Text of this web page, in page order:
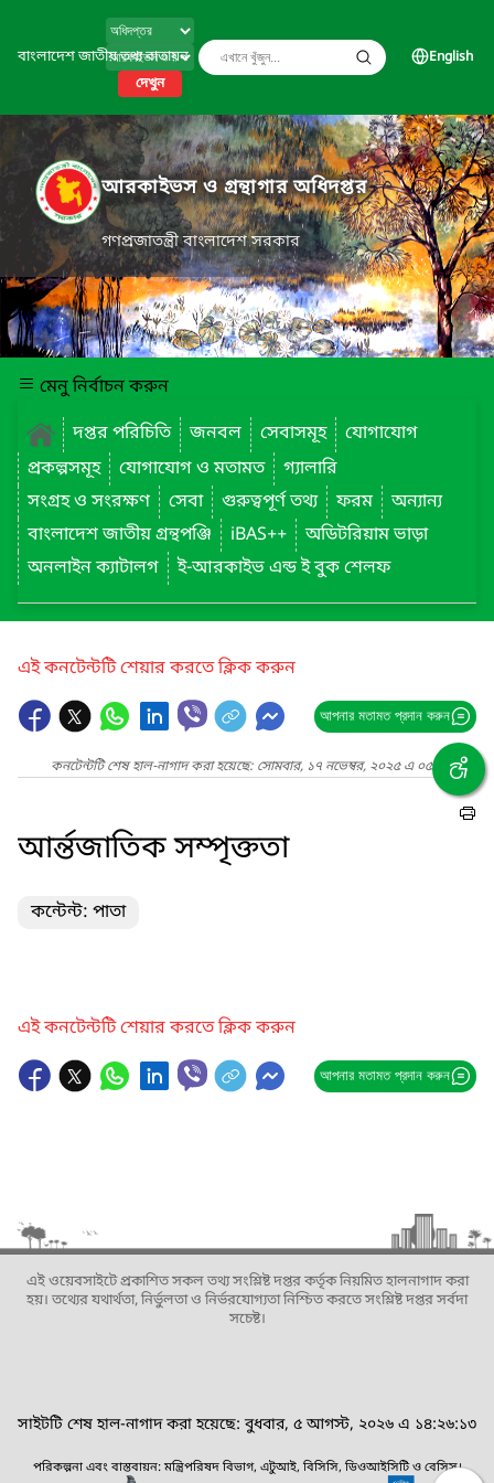
বাংলাদেশ জাতীয় তথ্য বাতায়ন
দেখুন
English
আরকাইভস ও গ্রন্থাগার অধিদপ্তর
গণপ্রজাতন্ত্রী বাংলাদেশ সরকার
মেনু নির্বাচন করুন
দপ্তর পরিচিতি
জনবল সেবাসমূহ
যোগাযোগ
প্রকল্পসমূহ
যোগাযোগ ও মতামত
গ্যালারি
সংগ্রহ ও সংরক্ষণ
সেবা গুরুত্বপূর্ণ তথ্য ফরম
অন্যান্য
বাংলাদেশ জাতীয় গ্রন্থপঞ্জি
iBAS++
অডিটরিয়াম ভাড়া
অনলাইন ক্যাটালগ
ই-আরকাইভ এন্ড ই বুক শেলফ
এই কনটেন্টটি শেয়ার করতে ক্লিক করুন
আপনার মতামত প্রদান করুন
কনটেন্টটি শেষ হাল-নাগাদ করা হয়েছে: সোমবার, ১৭ নভেম্বর, ২০২৫ এ ০৫:৩৩ PM
আর্ন্তজাতিক সম্পৃক্ততা
কন্টেন্ট: পাতা
এই কনটেন্টটি শেয়ার করতে ক্লিক করুন
আপনার মতামত প্রদান করুন
এই ওয়েবসাইটে প্রকাশিত সকল তথ্য সংশ্লিষ্ট দপ্তর কর্তৃক নিয়মিত হালনাগাদ করা
হয়। তথ্যের যথার্থতা, নির্ভুলতা ও নির্ভরযোগ্যতা নিশ্চিত করতে সংশ্লিষ্ট দপ্তর সর্বদা
সচেষ্ট।
সাইটটি শেষ হাল-নাগাদ করা হয়েছে: বুধবার, ৫ আগস্ট, ২০২৬ এ ১৪:২৬:১৩
পরিকল্পনা এবং বাস্তবায়ন: মন্ত্রিপরিষদ বিভাগ, এটুআই, বিসিসি, ডিওআইসিটি ও বেসিস।